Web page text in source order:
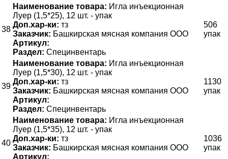
38
Наименование товара: Игла инъекционная
Луер (1,5*25), 12 шт. - упак
Доп.хар-ки: тз
Заказчик: Башкирская мясная компания ООО
Артикул:
Раздел: Специнвентарь
506
упак
39
Наименование товара: Игла инъекционная
Луер (1,5*30), 12 шт. - упак
Доп.хар-ки: тз
Заказчик: Башкирская мясная компания ООО
Артикул:
Раздел: Специнвентарь
1130
упак
40
Наименование товара: Игла инъекционная
Луер (1,5*35), 12 шт. - упак
Доп.хар-ки: тз
Заказчик: Башкирская мясная компания ООО
Артикул:
1036
упак